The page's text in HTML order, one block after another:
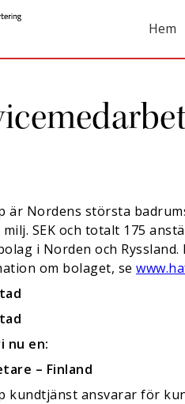
Hem
är Nordens största
SEK och totalt 175
i Norden och Ryssland.
om bolaget, se
nu en:
– Finland
kundtjänst ansvarar för